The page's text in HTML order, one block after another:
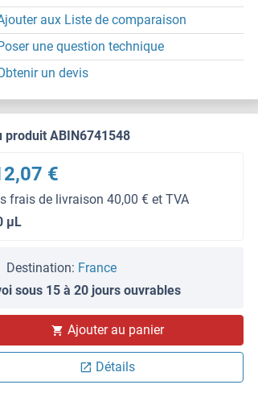
aux Liste de comparaison
une question technique
un devis
produit ABIN6741548
€
frais de livraison 40,00 € et TVA
μL
Destination: France
sous 15 à 20 jours ouvrables
Ajouter au panier
Détails